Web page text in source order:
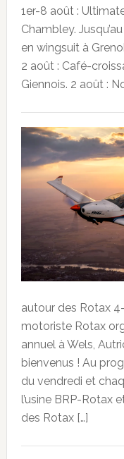
1er-8 août :
Chambley.
en wingsuit à
2 août : Café-
Giennois. 2 août :
autour des Rotax
motoriste Rotax
annuel à Wels,
bienvenus ! Au
du vendredi et
l’usine BRP-
des Rotax […]